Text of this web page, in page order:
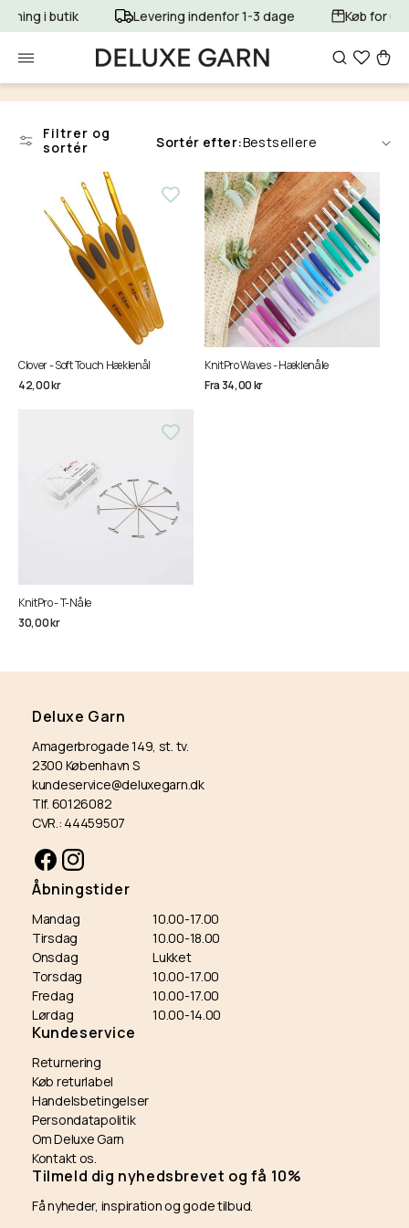
Gå til
indhold
i butik Levering indenfor 1-3 dage Køb for
Filtrer og
sortér
Sortér efter:
Clover - Soft Touch Hæklenål
Normalpris
42,00 kr
KnitPro Waves - Hæklenåle
Normalpris
Fra 34,00 kr
KnitPro - T-Nåle
Normalpris
30,00 kr
Deluxe Garn
Amagerbrogade 149, st. tv.
2300 København S
kundeservice@deluxegarn.dk
Tlf. 60126082
CVR.: 44459507
Facebook
Åbningstider
Mandag
10.00-17.00
Tirsdag
10.00-18.00
Onsdag
Lukket
Torsdag
10.00-17.00
Fredag
10.00-17.00
Lørdag
10.00-14.00
Kundeservice
Returnering
Køb returlabel
Handelsbetingelser
Persondatapolitik
Om Deluxe Garn
Kontakt os.
Tilmeld dig nyhedsbrevet og få 10%
Få nyheder, inspiration og gode tilbud.